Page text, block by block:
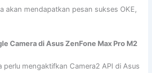
akan mendapatkan pesan sukses OKE,
Camera di Asus ZenFone Max Pro M2
perlu mengaktifkan Camera2 API di Asus